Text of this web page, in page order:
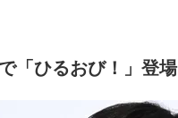
「ひるおび！」登場